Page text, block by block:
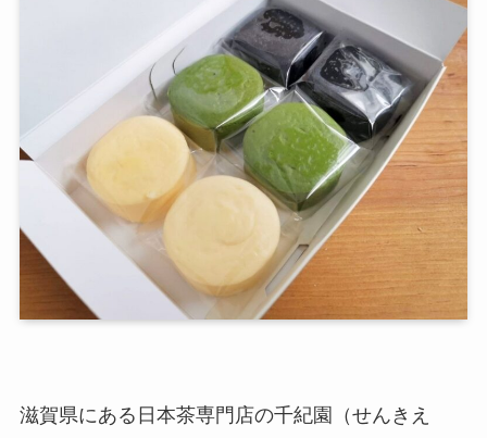
滋賀県にある日本茶専門店の千紀園（せんきえ